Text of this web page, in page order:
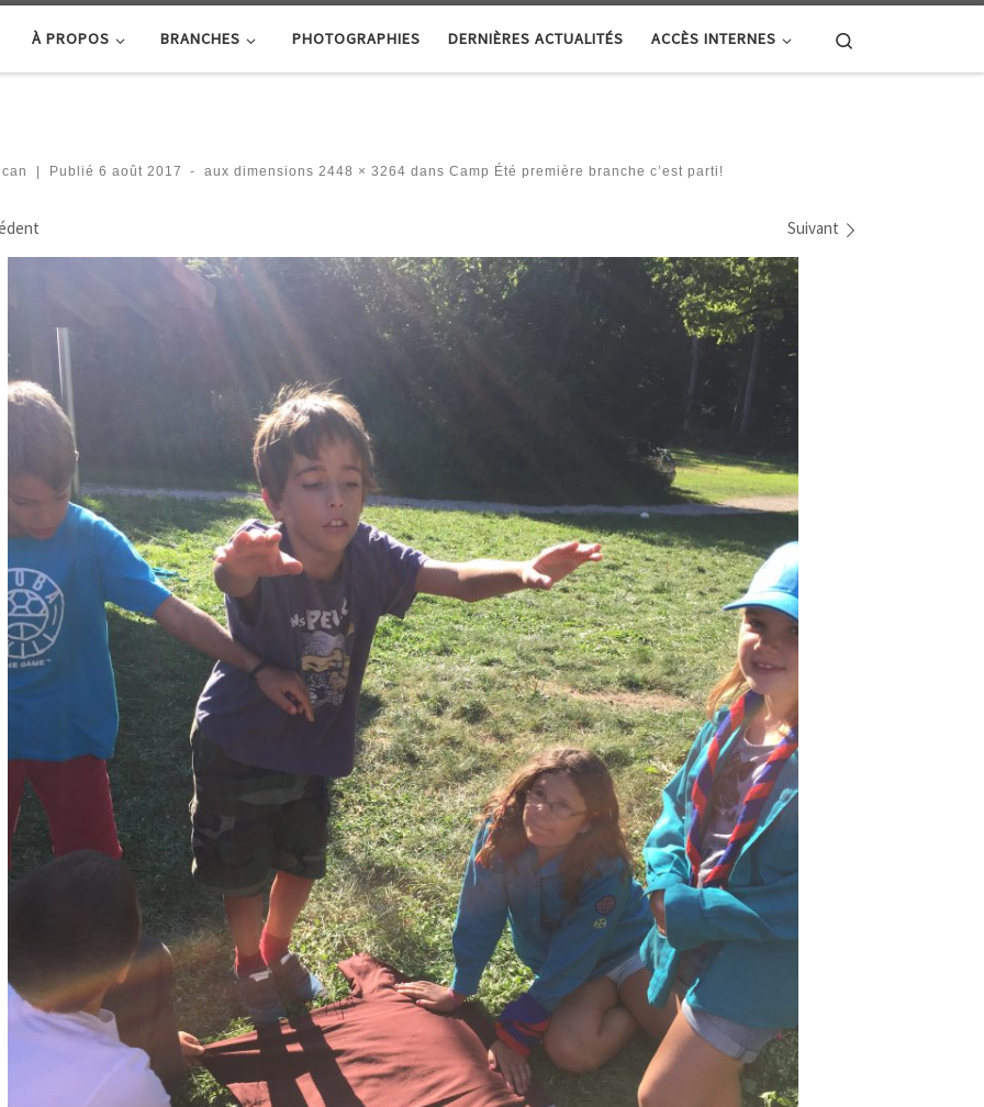
À PROPOS BRANCHES PHOTOGRAPHIES DERNIÈRES ACTUALITÉS ACCÈS INTERNES
Publié 6 août 2017 - aux dimensions 2448 × 3264 dans Camp Été première branche c’est parti!
des images Suivant